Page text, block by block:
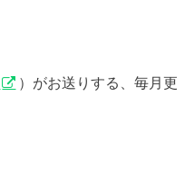
）がお送りする、毎月更